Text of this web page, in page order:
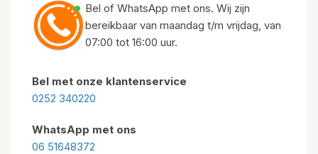
Bel of WhatsApp met ons. Wij zijn
bereikbaar van maandag t/m vrijdag, van
07:00 tot 16:00 uur.
Bel met onze klantenservice
0252 340220
WhatsApp met ons
06 51648372